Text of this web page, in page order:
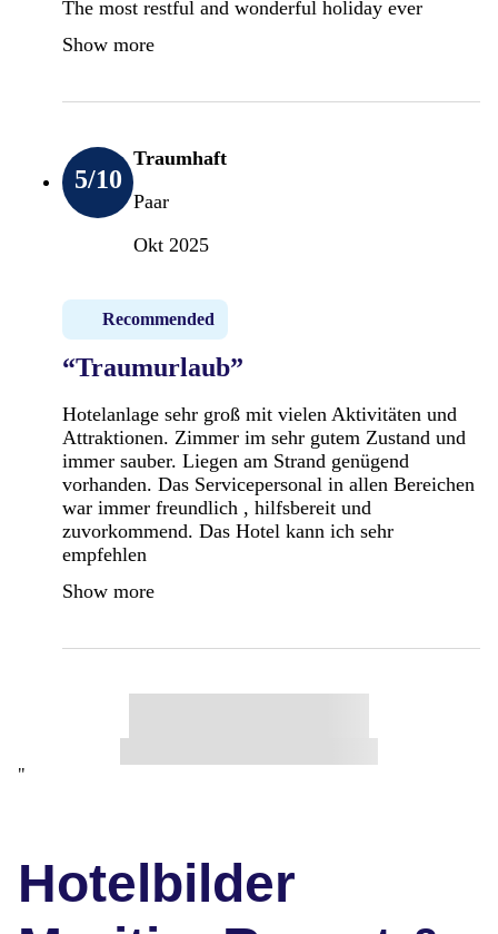
The most restful and wonderful holiday ever
Show more
5/10
Traumhaft
Paar
Okt 2025
Recommended
“Traumurlaub”
Hotelanlage sehr groß mit vielen Aktivitäten und
Attraktionen. Zimmer im sehr gutem Zustand und
immer sauber. Liegen am Strand genügend
vorhanden. Das Servicepersonal in allen Bereichen
war immer freundlich , hilfsbereit und
zuvorkommend. Das Hotel kann ich sehr
empfehlen
Show more
"
Hotelbilder